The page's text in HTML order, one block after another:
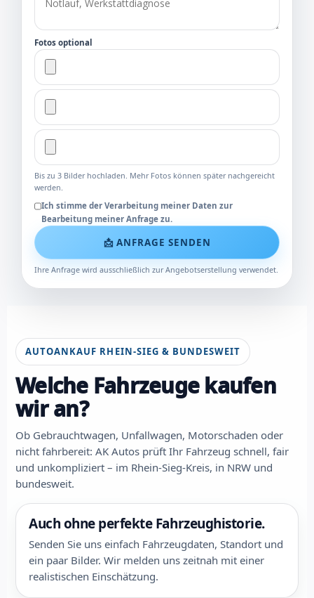
Fotos optional
Bis zu 3 Bilder hochladen. Mehr Fotos können später nachgereicht
werden.
Ich stimme der Verarbeitung meiner Daten zur
Bearbeitung meiner Anfrage zu.
📩 ANFRAGE SENDEN
Ihre Anfrage wird ausschließlich zur Angebotserstellung verwendet.
AUTOANKAUF RHEIN-SIEG & BUNDESWEIT
Welche Fahrzeuge kaufen
wir an?
Ob Gebrauchtwagen, Unfallwagen, Motorschaden oder
nicht fahrbereit: AK Autos prüft Ihr Fahrzeug schnell, fair
und unkompliziert – im Rhein-Sieg-Kreis, in NRW und
bundesweit.
Auch ohne perfekte Fahrzeughistorie.
Senden Sie uns einfach Fahrzeugdaten, Standort und
ein paar Bilder. Wir melden uns zeitnah mit einer
realistischen Einschätzung.